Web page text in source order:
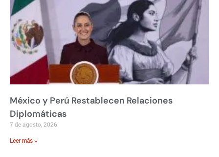
México y Perú Restablecen Relaciones
Diplomáticas
7 de agosto, 2026
Leer más »